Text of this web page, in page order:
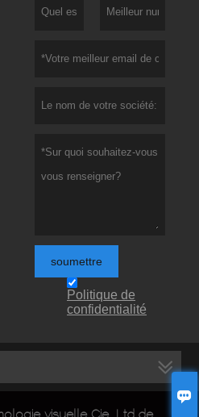

soumettre
Politique de
confidentialité
visuelle Cie., Ltd de